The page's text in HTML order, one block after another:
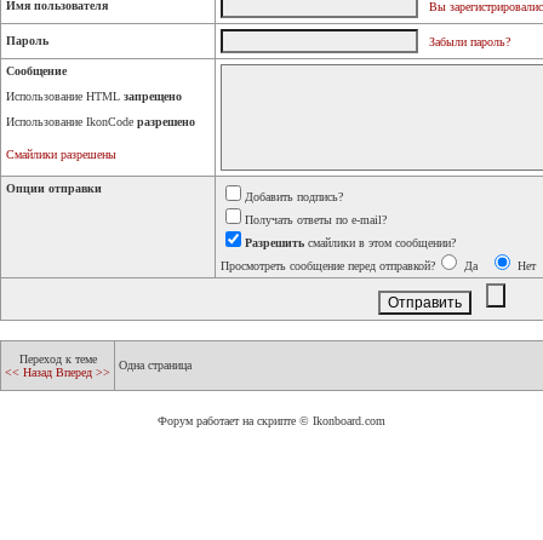
Имя пользователя Вы
Пароль Забыли пароль?
Сообщение
Использование HTML запрещено
Использование IkonCode разрешено
Смайлики разрешены
Опции отправки
Добавить подпись?
Получать ответы по e-mail?
Разрешить смайлики в этом сообщении?
Просмотреть сообщение перед отправкой?
Да Нет
Переход к теме
<< Назад Вперед >>
Одна страница
Форум работает на скрипте © Ikonboard.com